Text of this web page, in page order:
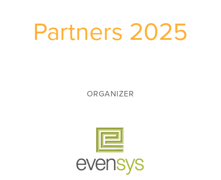
Partners 2025
ORGANIZER